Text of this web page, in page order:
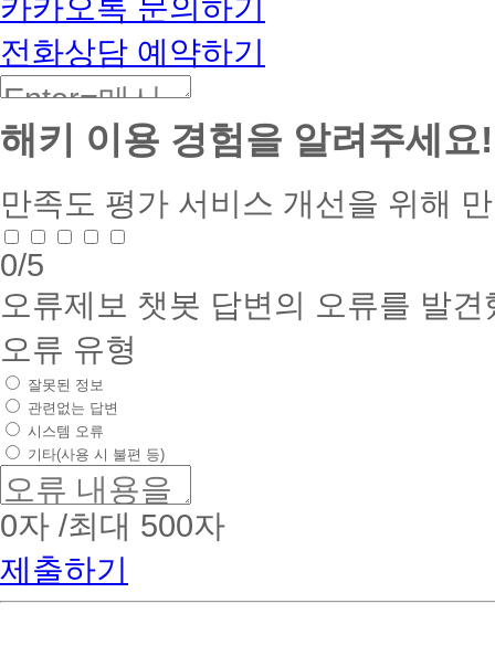
카카오톡 문의하기
전화상담 예약하기
해키 이용 경험을 알려주세요!
만족도 평가 서비스 개선을 위해
0/5
오류제보 챗봇 답변의 오류를 발
오류 유형
잘못된 정보
관련없는 답변
시스템 오류
기타(사용 시 불편 등)
0자 /최대 500자
제출하기